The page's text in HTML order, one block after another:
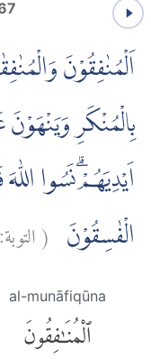
اَلْمُنٰفِقُوْنَ
بِالْمُنْكَرِ
اَيْدِيَهُمْۗ نَسُوا
الْفٰسِقُوْنَ (التوبة:
al-munāfiqūna
ٱلْمُنَٰفِقُونَ